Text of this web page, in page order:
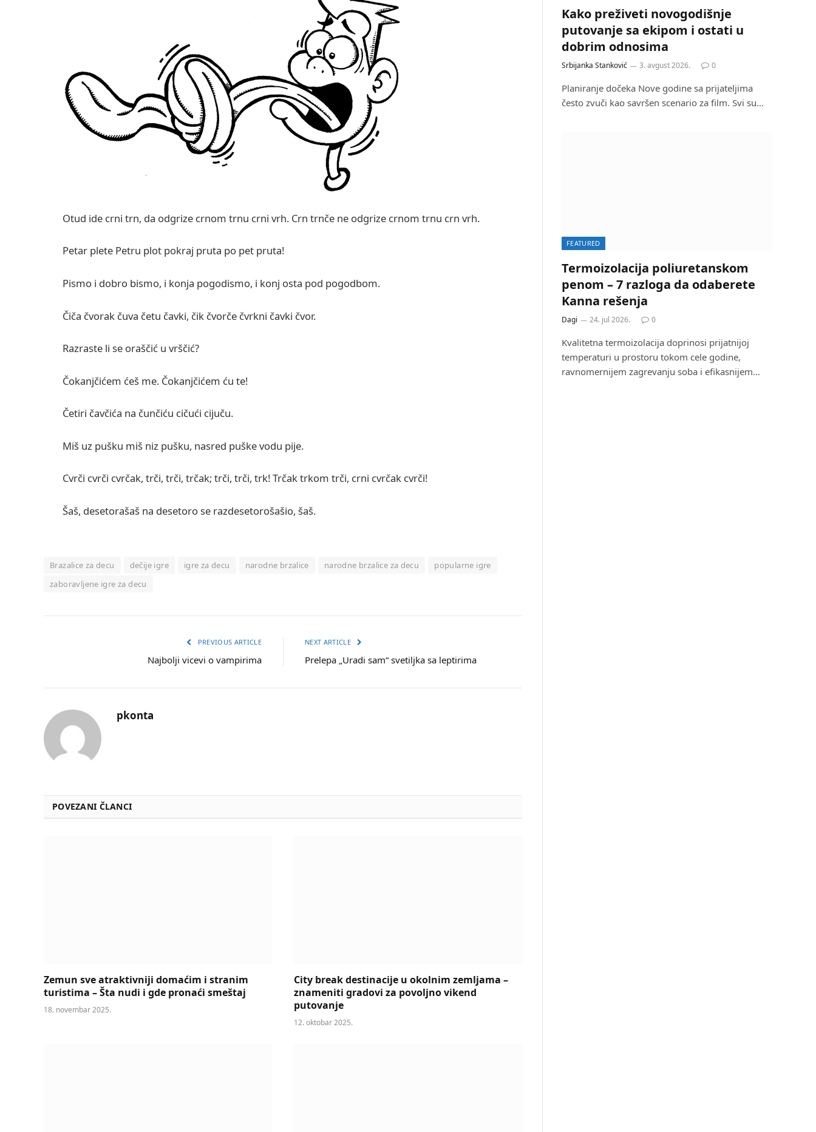
Otud ide crni trn, da odgrize crnom trnu crni vrh. Crn trnče ne odgrize crnom trnu crn vrh.
Petar plete Petru plot pokraj pruta po pet pruta!
Pismo i dobro bismo, i konja pogodismo, i konj osta pod pogodbom.
Čiča čvorak čuva četu čavki, čik čvorče čvrkni čavki čvor.
Razraste li se oraščić u vrščić?
Čokanjčićem ćeš me. Čokanjčićem ću te!
Četiri čavčića na čunčiću cičući cijuču.
Miš uz pušku miš niz pušku, nasred puške vodu pije.
Cvrči cvrči cvrčak, trči, trči, trčak; trči, trči, trk! Trčak trkom trči, crni cvrčak cvrči!
Šaš, desetorašaš na desetoro se razdesetorošašio, šaš.
Brazalice za decu dečije igre igre za decu narodne brzalice narodne brzalice za decu
popularne igre
zaboravljene igre za decu
PREVIOUS ARTICLE
Najbolji vicevi o vampirima
NEXT ARTICLE
Prelepa „Uradi sam“ svetiljka sa leptirima
pkonta
POVEZANI ČLANCI
Zemun sve atraktivniji domaćim i stranim
turistima – Šta nudi i gde pronaći smeštaj
18. novembar 2025.
City break destinacije u okolnim zemljama –
znameniti gradovi za povoljno vikend
putovanje
12. oktobar 2025.
Kako preživeti novogodišnje
putovanje sa ekipom i ostati u
dobrim odnosima
Srbijanka Stanković 3. avgust 2026. 0
Planiranje dočeka Nove godine sa prijateljima
često zvuči kao savršen scenario za film. Svi su…
FEATURED
Termoizolacija poliuretanskom
penom – 7 razloga da odaberete
Kanna rešenja
Dagi 24. jul 2026. 0
Kvalitetna termoizolacija doprinosi prijatnijoj
temperaturi u prostoru tokom cele godine,
ravnomernijem zagrevanju soba i efikasnijem…